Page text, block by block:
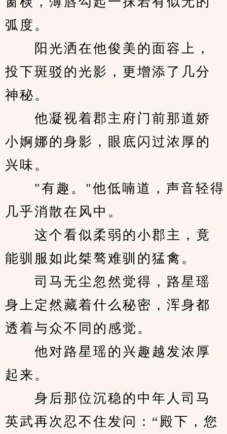
弧度。
阳光洒在他俊美的面容上，
投下斑驳的光影，更增添了几分
神秘。
他凝视着郡主府门前那道娇
小婀娜的身影，眼底闪过浓厚的
兴味。
"有趣。"他低喃道，声音轻得
几乎消散在风中。
这个看似柔弱的小郡主，竟
能驯服如此桀骜难驯的猛禽。
司马无尘忽然觉得，路星瑶
身上定然藏着什么秘密，浑身都
透着与众不同的感觉。
他对路星瑶的兴趣越发浓厚
起来。
身后那位沉稳的中年人司马
英武再次忍不住发问：“殿下，您